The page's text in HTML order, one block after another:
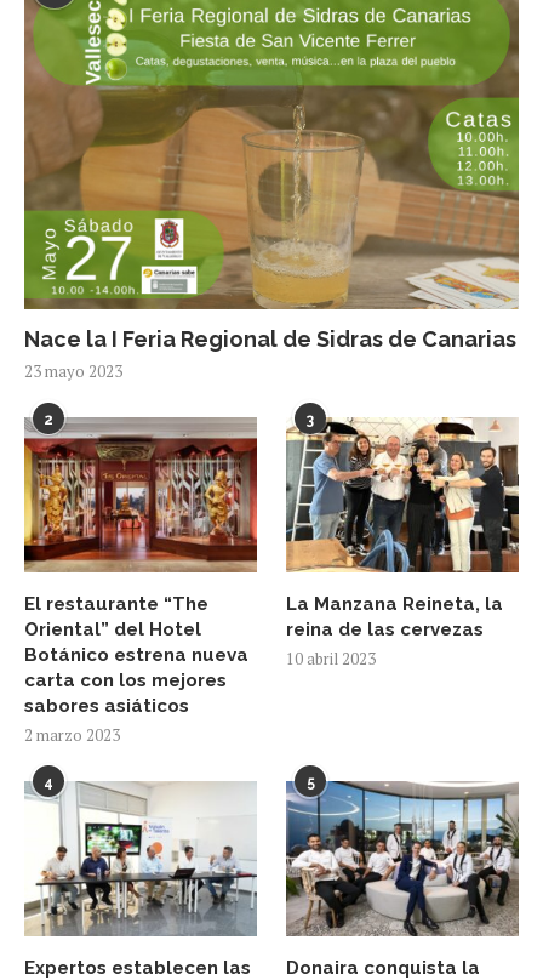
Nace la I Feria Regional de Sidras de Canarias
23 mayo 2023
2
El restaurante “The
Oriental” del Hotel
Botánico estrena nueva
carta con los mejores
sabores asiáticos
2 marzo 2023
3
La Manzana Reineta, la
reina de las cervezas
10 abril 2023
4
Expertos establecen las
5
Donaira conquista la